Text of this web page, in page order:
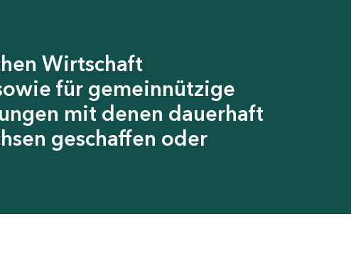
Wirtschaft
für gemeinnützige
mit denen dauerhaft
geschaffen oder